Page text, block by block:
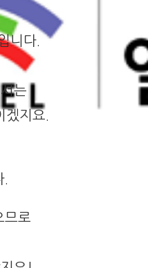
니다.
는
겠지요.
므로